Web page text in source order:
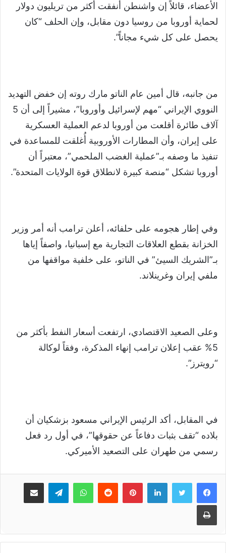
الأعضاء، قائلاً إن واشنطن أنفقت أكثر من تريليون دولار
لحماية أوروبا من روسيا دون مقابل، وإن الحلف “كان
يحصل على كل شيء مجاناً”.
من جانبه، قال أمين عام الناتو مارك روته إن خفض التهديد
النووي الإيراني “مهم لإسرائيل وأوروبا”، مشيراً إلى أن 5
آلاف طائرة أقلعت من أوروبا لدعم العملية العسكرية
على إيران، وأن المطارات الأوروبية أُغلقت للمساعدة في
تنفيذ ما وصفه بـ”عملية الغضب الملحمي”، معتبراً أن
أوروبا تشكل “منصة كبيرة لانطلاق قوة الولايات المتحدة”.
وفي إطار هجومه على حلفائه، أعلن ترامب أنه أمر وزير
الخزانة بقطع العلاقات التجارية مع إسبانيا، واصفاً إياها
بـ”الشريك السيئ” في الناتو، على خلفية مواقفها من
ملفي إيران وغرينلاند.
وعلى الصعيد الاقتصادي، ارتفعت أسعار النفط بأكثر من
5% عقب إعلان ترامب إنهاء المذكرة، وفقاً لوكالة
“رويترز”.
في المقابل، أكد الرئيس الإيراني مسعود بزشكيان أن
بلاده “تقف بثبات دفاعاً عن حقوقها”، في أول رد فعل
رسمي من طهران على التصعيد الأميركي.
لينكدإنبينتيريست واتسابتيلقرام مشاركة عبر البريد
طباعة